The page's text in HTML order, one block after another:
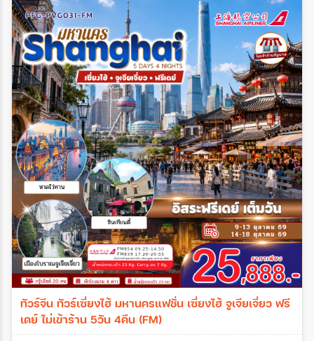
ทัวร์จีน ทัวร์เซี่ยงไฮ้ มหานครแฟชั่น เซี่ยงไฮ้ จูเจียเจี่ยว ฟรี
เดย์ ไม่เข้าร้าน 5วัน 4คืน (FM)